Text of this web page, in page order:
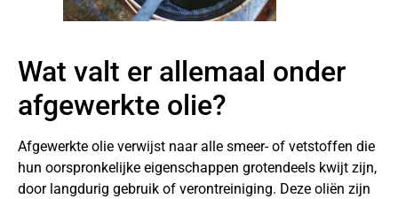
Wat valt er allemaal onder
afgewerkte olie?
Afgewerkte olie verwijst naar alle smeer- of vetstoffen die
hun oorspronkelijke eigenschappen grotendeels kwijt zijn,
door langdurig gebruik of verontreiniging. Deze oliën zijn